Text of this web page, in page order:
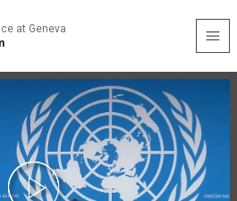
at Geneva